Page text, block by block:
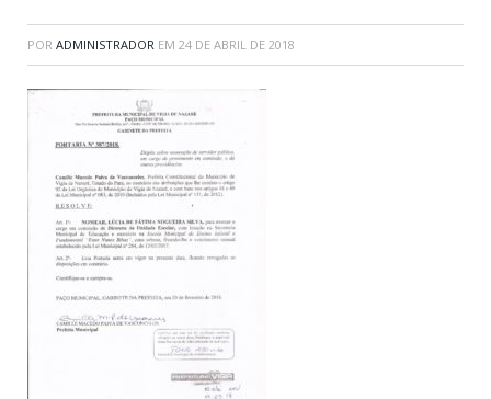
POR ADMINISTRADOR EM 24 DE ABRIL DE 2018